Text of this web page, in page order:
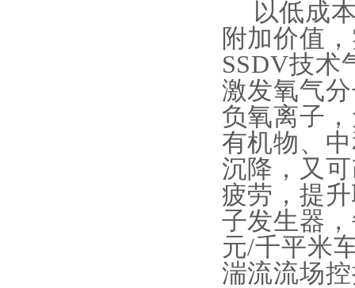
以低成
附加价值
SSDV技术
激发氧气
负氧离子
有机物、
沉降，又
疲劳，提
子发生器
元/千平米
湍流流场